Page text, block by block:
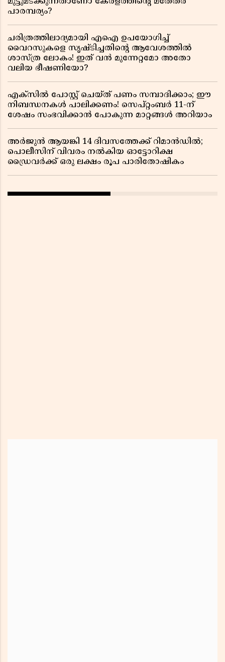
പാരമ്പര്യം?
ചരിത്രത്തിലാദ്യമായി എഐ ഉപയോഗിച്ച്
വൈറസുകളെ സൃഷ്ടിച്ചതിന്റെ ആവേശത്തിൽ
ശാസ്ത്ര ലോകം! ഇത് വൻ മുന്നേറ്റമോ അതോ
വലിയ ഭീഷണിയോ?
എക്സിൽ പോസ്റ്റ് ചെയ്ത് പണം സമ്പാദിക്കാം; ഈ
നിബന്ധനകൾ പാലിക്കണം! സെപ്റ്റംബർ 11-ന്
ശേഷം സംഭവിക്കാൻ പോകുന്ന മാറ്റങ്ങൾ അറിയാം
അർജുൻ ആയങ്കി 14 ദിവസത്തേക്ക് റിമാൻഡിൽ;
പൊലീസിന് വിവരം നൽകിയ ഓട്ടോറിക്ഷ
ഡ്രൈവർക്ക് ഒരു ലക്ഷം രൂപ പാരിതോഷികം